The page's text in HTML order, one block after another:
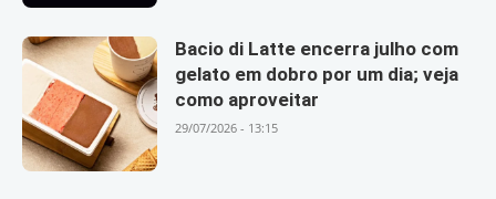
Bacio di Latte encerra julho com
gelato em dobro por um dia; veja
como aproveitar
29/07/2026 - 13:15